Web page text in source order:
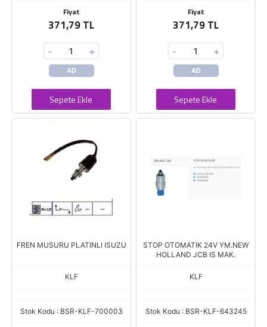
Fiyat
371,79 TL
- +
AD
Sepete Ekle
Fiyat
371,79 TL
- +
AD
Sepete Ekle
FREN MUSURU PLATINLI ISUZU
KLF
Stok Kodu : BSR-KLF-700003
STOP OTOMATIK 24V YM.NEW
HOLLAND JCB IS MAK.
KLF
Stok Kodu : BSR-KLF-643245